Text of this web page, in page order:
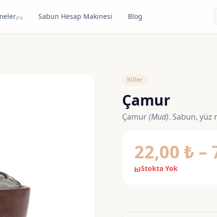
expand_moreSabun Hesap Makinesi Blog
Killer
Çamur
Çamur(Mud). Sabun, yüz
22,00 ₺ –
block
Stokta Yok